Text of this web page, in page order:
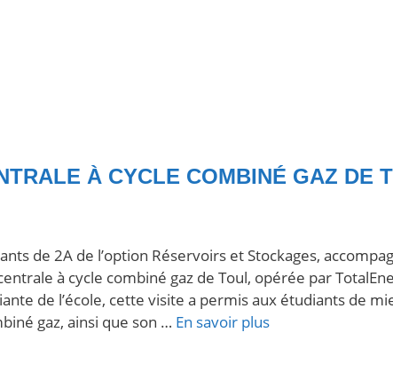
À CYCLE COMBINÉ GAZ DE
de 2A de l’option Réservoirs et Stockages,
à cycle combiné gaz de Toul, opérée par
de l’école, cette visite a permis aux étudiants de
gaz, ainsi que son … En savoir plus